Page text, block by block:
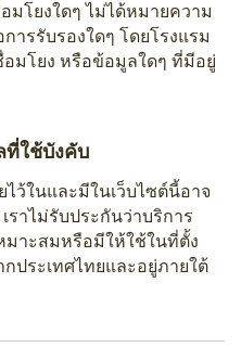
มโยงใดๆ ไม่ได้หมายความ
ารรับรองใดๆ โดยโรงแรม
อมโยง หรือข้อมูลใดๆ ที่มีอยู่
ที่ใช้บังคับ
ว้ในและมีในเว็บไซต์นี้อาจ
ราไม่รับประกันว่าบริการ
มาะสมหรือมีให้ใช้ในที่ตั้ง
ประเทศไทยและอยู่ภายใต้